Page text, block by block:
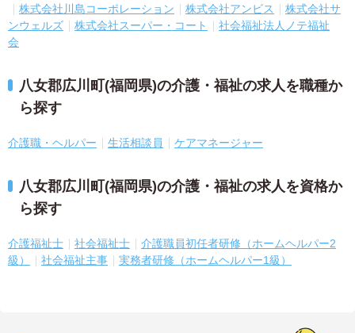
株式会社川島コーポレーション
株式会社アンビス
株式会社サ
ンウェルズ
株式会社スーパー・コート
社会福祉法人ノテ福祉
会
八女郡広川町(福岡県)の介護・福祉の求人を職種か
ら探す
介護職・ヘルパー 生活相談員 ケアマネージャー
八女郡広川町(福岡県)の介護・福祉の求人を資格か
ら探す
介護福祉士 社会福祉士
介護職員初任者研修（ホームヘルパー2
級）
社会福祉主事 実務者研修（ホームヘルパー1級）